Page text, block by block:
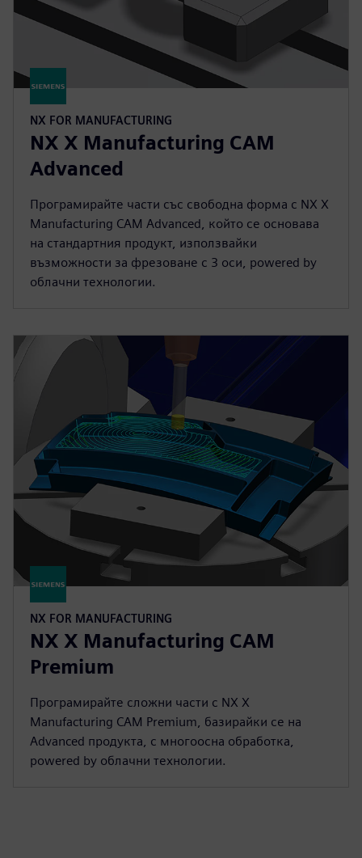
NX FOR MANUFACTURING
NX X Manufacturing CAM
Advanced
Програмирайте части със свободна форма с NX X
Manufacturing CAM Advanced, който се основава
на стандартния продукт, използвайки
възможности за фрезоване с 3 оси, powered by
облачни технологии.
NX FOR MANUFACTURING
NX X Manufacturing CAM
Premium
Програмирайте сложни части с NX X
Manufacturing CAM Premium, базирайки се на
Advanced продукта, с многоосна обработка,
powered by облачни технологии.